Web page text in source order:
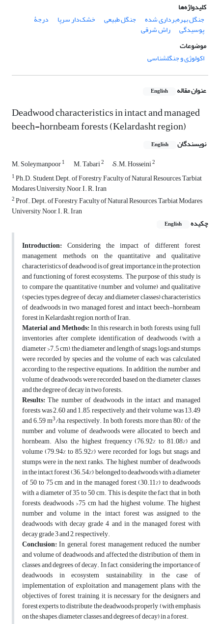
کلیدواژه‌ها
جنگل بهره‌برداری شده
جنگل طبیعی خشک‌دار سرپا درجۀ
پوسیدگی
راش شرقی
موضوعات
اکولوژی و جنگلشناسی
عنوان مقاله English
Deadwood characteristics in intact and managed
beech-hornbeam forests (Kelardasht region)
نویسندگان English
M. Soleymanpoor1 M. Tabari2 ُS.M. Hosseini2
1Ph.D. Student, Dept. of Forestry, Faculty of Natural Resources, Tarbiat
Modares University, Noor, I. R. Iran
2Prof., Dept. of Forestry, Faculty of Natural Resources, Tarbiat Modares
University, Noor, I. R. Iran
چکیده
English
Introduction: Considering the impact of different forest
management methods on the quantitative and qualitative
characteristics of deadwood is of great importance in the protection
and functioning of forest ecosystems. The purpose of this study is
to compare the quantitative (number and volume) and qualitative
(species, types, degree of decay, and diameter classes) characteristics
of deadwoods in two managed forest and intact beech-hornbeam
forest in Kelardasht region, north of Iran.
Material and Methods:In this research, in both forests, using full
inventories after complete identification of deadwoods (with a
diameter >7.5 cm), the diameter and length of snags, logs and stumps
were recorded by species and the volume of each was calculated
according to the respective equations. In addition, the number and
volume of deadwoods were recorded based on the diameter classes
and the degree of decay in two forests.
Results:The number of deadwoods in the intact and managed
forests was 2.60 and 1.85, respectively, and their volume was 13.49
and 6.59 m3/ha, respectively. In both forests, more than 80% of the
number and volume of deadwoods were allocated to beech and
hornbeam. Also, the highest frequency (76.92% to 81.08%) and
volume (79.94% to 85.92%) were recorded for logs, but snags and
stumps were in the next ranks. The highest number of deadwoods
in the intact forest (36.54%) belonged to deadwoods with a diameter
of 50 to 75 cm and in the managed forest (30.11%) to deadwoods
with a diameter of 35 to 50 cm. This is despite the fact that in both
forests, deadwoods >75 cm had the highest volume. The highest
number and volume in the intact forest was assigned to the
deadwoods with decay grade 4 and in the managed forest with
decay grade 3 and 2, respectively.
Conclusion:In general, forest management reduced the number
and volume of deadwoods and affected the distribution of them in
classes and degrees of decay. In fact, considering the importance of
deadwoods in ecosystem sustainability, in the case of
implementation of exploitation and management plans with the
objectives of forest training, it is necessary for the designers and
forest experts to distribute the deadwoods properly (with emphasis
on the shapes, diameter classes and degrees of decay) in a forest.